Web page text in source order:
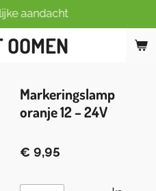
aandacht
Markeringslamp
oranje 12 – 24V
€ 9,95